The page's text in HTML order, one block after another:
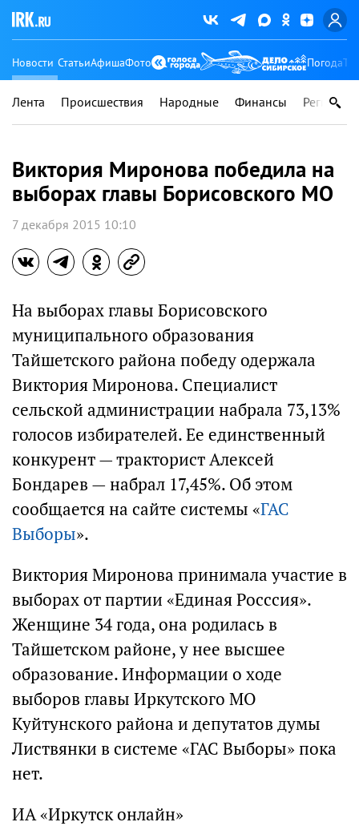
Новости СтатьиАфишаФото Погода
Лента Происшествия Народные Финансы Регионы
Виктория Миронова победила на
выборах главы Борисовского МО
7 декабря 2015 10:10
На выборах главы Борисовского
муниципального образования
Тайшетского района победу одержала
Виктория Миронова. Специалист
сельской администрации набрала 73,13%
голосов избирателей. Ее единственный
конкурент — тракторист Алексей
Бондарев — набрал 17,45%. Об этом
сообщается на сайте системы «ГАС
Выборы».
Виктория Миронова принимала участие в
выборах от партии «Единая Росссия».
Женщине 34 года, она родилась в
Тайшетском районе, у нее высшее
образование. Информации о ходе
выборов главы Иркутского МО
Куйтунского района и депутатов думы
Листвянки в системе «ГАС Выборы» пока
нет.
ИА «Иркутск онлайн»